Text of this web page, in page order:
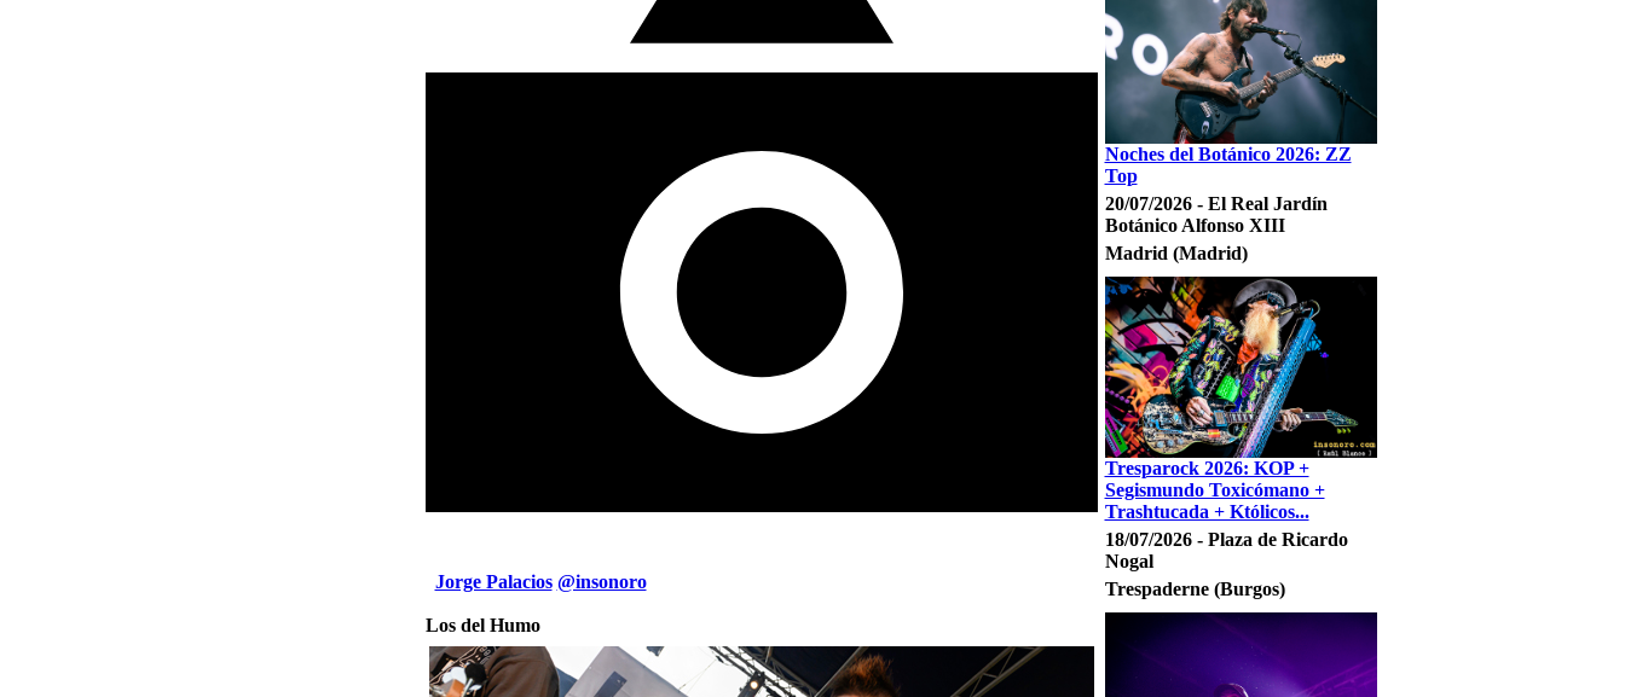
Jorge Palacios @insonoro
Los del Humo
Noches del Botánico 2026: ZZ
Top
20/07/2026 - El Real Jardín
Botánico Alfonso XIII
Madrid (Madrid)
Tresparock 2026: KOP +
Segismundo Toxicómano +
Trashtucada + Któlicos...
18/07/2026 - Plaza de Ricardo
Nogal
Trespaderne (Burgos)